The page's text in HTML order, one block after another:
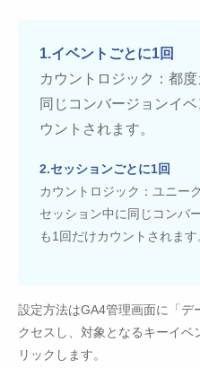
1.イベントごとに1回
カウントロジック：都度
同じコンバージョンイ
ウントされます。
2.セッションごとに1回
カウントロジック：ユニー
セッション中に同じコンバ
も1回だけカウントされます
設定方法はGA4管理画面に「デ
クセスし、対象となるキーイベ
リックします。